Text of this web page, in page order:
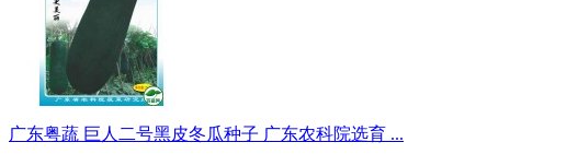
广东粤蔬 巨人二号黑皮冬瓜种子 广东农科院选育 ...